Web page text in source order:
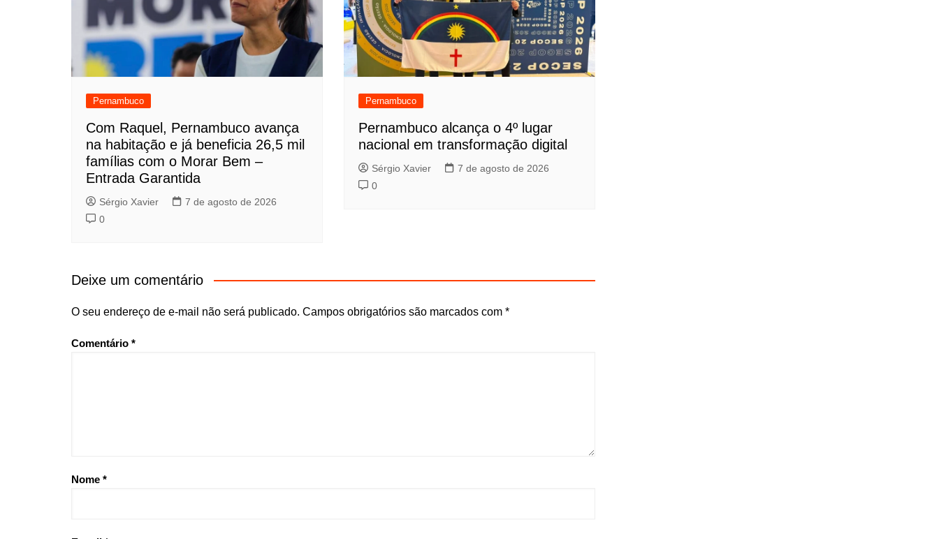
Pernambuco
Com Raquel, Pernambuco avança
na habitação e já beneficia 26,5 mil
famílias com o Morar Bem –
Entrada Garantida
Sérgio Xavier
7 de agosto de 2026
0
Pernambuco
Pernambuco alcança o 4º lugar
nacional em transformação digital
Sérgio Xavier
7 de agosto de 2026
0
Deixe um comentário
O seu endereço de e-mail não será publicado. Campos obrigatórios são marcados com *
Comentário *
Nome *